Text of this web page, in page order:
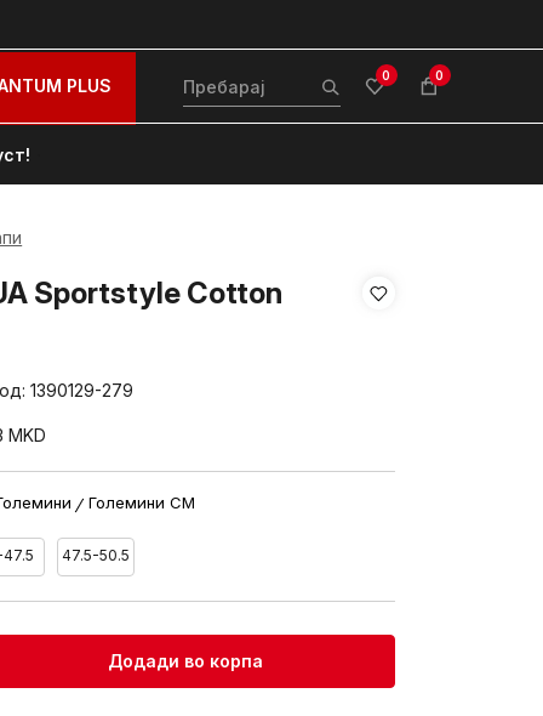
PLUS 0 0
Sportstyle Cotton
1390129-279
MKD
Големини CM
47.5-50.5
Додади во корпа